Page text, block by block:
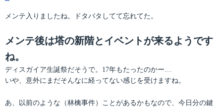
ゴ
日:
メンテ入りましたね。ドタバタしてて忘れてた。
メンテ後は塔の新階とイベントが来るようです
ね。
ディスガイア生誕祭だそうで。17年もたったのかー…
いや、意外にまだそんなに経ってない感じを受けますね。
あ、以前のような（林檎事件）ことがあるかもなので、今日分の鍵